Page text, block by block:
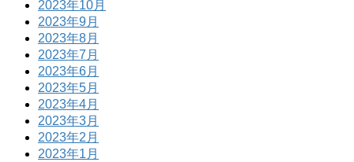
2023年10月
2023年9月
2023年8月
2023年7月
2023年6月
2023年5月
2023年4月
2023年3月
2023年2月
2023年1月